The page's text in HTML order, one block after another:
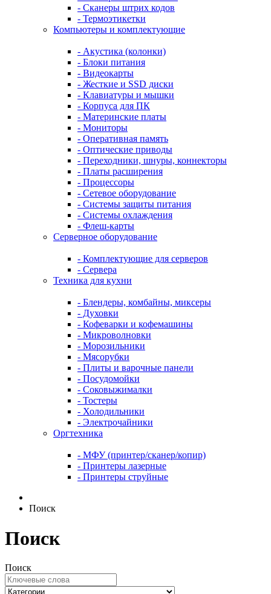
- Сканеры штрих кодов
- Термоэтикетки
Компьютеры и комплектующие
- Акустика (колонки)
- Блоки питания
- Видеокарты
- Жесткие и SSD диски
- Клавиатуры и мышки
- Корпуса для ПК
- Материнские платы
- Мониторы
- Оперативная память
- Оптические приводы
- Переходники, шнуры, коннекторы
- Платы расширения
- Процессоры
- Сетевое оборудование
- Системы защиты питания
- Системы охлаждения
- Флеш-карты
Серверное оборудование
- Комплектующие для серверов
- Сервера
Техника для кухни
- Блендеры, комбайны, миксеры
- Духовки
- Кофеварки и кофемашины
- Микроволновки
- Морозильники
- Мясорубки
- Плиты и варочные панели
- Посудомойки
- Соковыжималки
- Тостеры
- Холодильники
- Электрочайники
Оргтехника
- МФУ (принтер/сканер/копир)
- Принтеры лазерные
- Принтеры струйные
Поиск
Поиск
Поиск